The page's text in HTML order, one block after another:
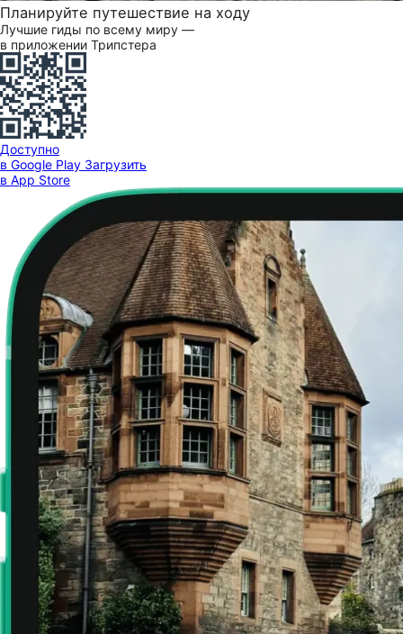
Планируйте путешествие на ходу
Лучшие гиды по всему миру —
в приложении Трипстера
Доступно
в Google Play Загрузить
в App Store